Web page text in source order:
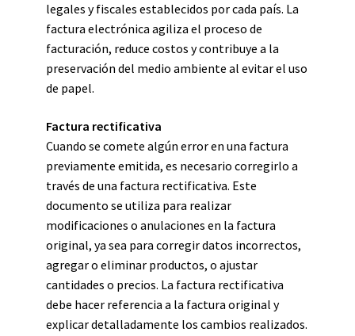
legales y fiscales establecidos por cada país. La
factura electrónica agiliza el proceso de
facturación, reduce costos y contribuye a la
preservación del medio ambiente al evitar el uso
de papel.
Factura rectificativa
Cuando se comete algún error en una factura
previamente emitida, es necesario corregirlo a
través de una factura rectificativa. Este
documento se utiliza para realizar
modificaciones o anulaciones en la factura
original, ya sea para corregir datos incorrectos,
agregar o eliminar productos, o ajustar
cantidades o precios. La factura rectificativa
debe hacer referencia a la factura original y
explicar detalladamente los cambios realizados.